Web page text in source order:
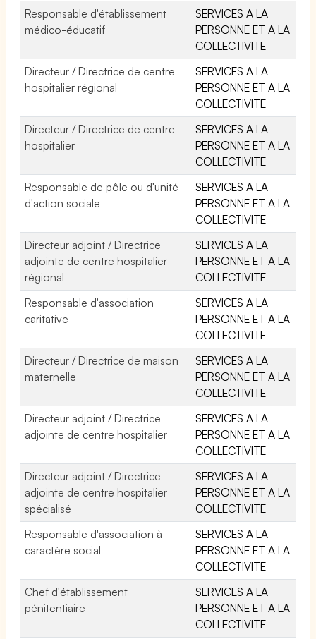
Responsable d'établissement
médico-éducatif
SERVICES A LA
PERSONNE ET A LA
COLLECTIVITE
Directeur / Directrice de centre
hospitalier régional
SERVICES A LA
PERSONNE ET A LA
COLLECTIVITE
Directeur / Directrice de centre
hospitalier
SERVICES A LA
PERSONNE ET A LA
COLLECTIVITE
Responsable de pôle ou d'unité
d'action sociale
SERVICES A LA
PERSONNE ET A LA
COLLECTIVITE
Directeur adjoint / Directrice
adjointe de centre hospitalier
régional
SERVICES A LA
PERSONNE ET A LA
COLLECTIVITE
Responsable d'association
caritative
SERVICES A LA
PERSONNE ET A LA
COLLECTIVITE
Directeur / Directrice de maison
maternelle
SERVICES A LA
PERSONNE ET A LA
COLLECTIVITE
Directeur adjoint / Directrice
adjointe de centre hospitalier
SERVICES A LA
PERSONNE ET A LA
COLLECTIVITE
Directeur adjoint / Directrice
adjointe de centre hospitalier
spécialisé
SERVICES A LA
PERSONNE ET A LA
COLLECTIVITE
Responsable d'association à
caractère social
SERVICES A LA
PERSONNE ET A LA
COLLECTIVITE
Chef d'établissement
pénitentiaire
SERVICES A LA
PERSONNE ET A LA
COLLECTIVITE